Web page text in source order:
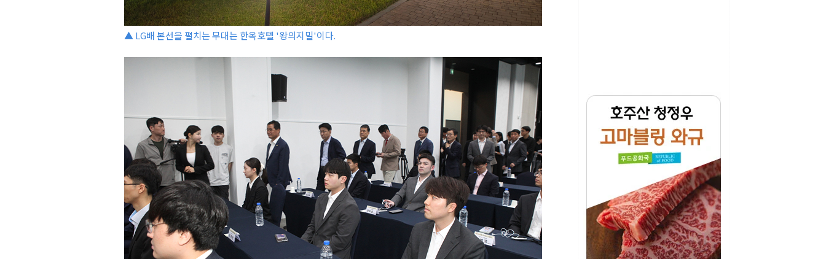
▲ LG배 본선을 펼치는 무대는 한옥호텔 '왕의지밀'이다.